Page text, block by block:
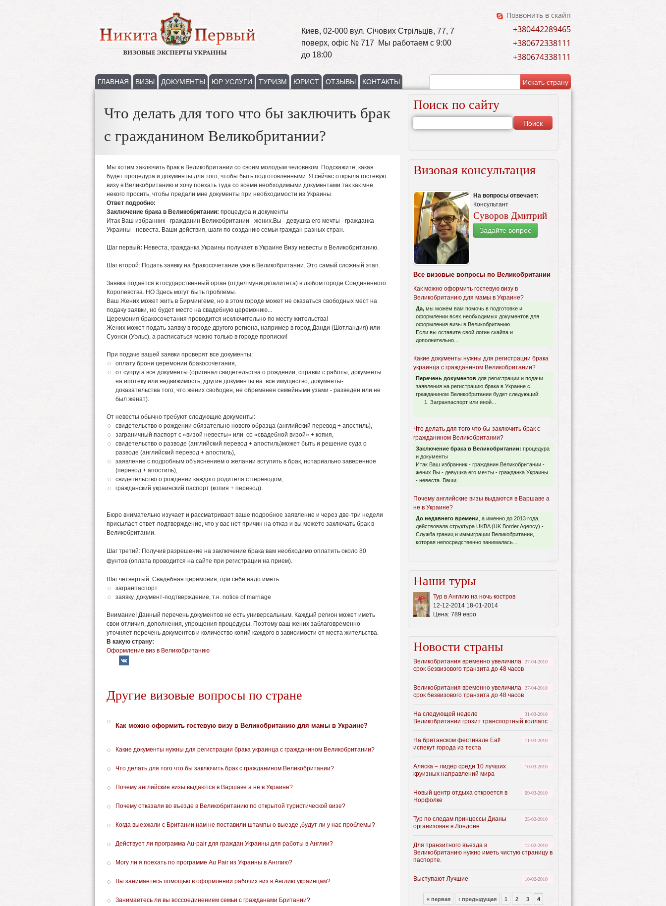
Киев, 02-000 вул. Січових Стрільців, 77, 7
поверх, офіс № 717 Мы работаем с 9:00
до 18:00
Позвонить в скайп
+380442289465
+380672338111
+380674338111
ГЛАВНАЯ ВИЗЫ ДОКУМЕНТЫ ЮР УСЛУГИ ТУРИЗМ ЮРИСТ ОТЗЫВЫ КОНТАКТЫ
Что делать для того что бы заключить брак
с гражданином Великобритании?
Мы хотим заключить брак в Великобритании со своим молодым человеком. Подскажите, какая
будет процедура и документы для того, чтобы быть подготовленными. Я сейчас открыла гостевую
визу в Великобританию и хочу поехать туда со всеми необходимыми документами так как мне
некого просить, чтобы предали мне документы при необходимости из Украины.
Ответ подробно:
Заключение брака в Великобритании: процедура и документы
Итак Ваш избранник - гражданин Великобритании - жених.Вы - девушка его мечты - гражданка
Украины - невеста. Ваши действия, шаги по созданию семьи граждан разных стран.
Шаг первый: Невеста, гражданка Украины получает в Украине Визу невесты в Великобританию.
Шаг второй: Подать заявку на бракосочетание уже в Великобритании. Это самый сложный этап.
Заявка подается в государственный орган (отдел муниципалитета) в любом городе Соединенного
Королевства. НО Здесь могут быть проблемы.
Ваш Жених может жить в Бирмингеме, но в этом городе может не оказаться свободных мест на
подачу заявки, но будет место на свадебную церемонию...
Церемония бракосочетания проводится исключительно по месту жительства!
Жених может подать заявку в городе другого региона, например в город Данди (Шотландия) или
Суонси (Уэльс), а расписаться можно только в городе прописки!
При подаче вашей заявки проверят все документы:
оплату брони церемонии бракосочетания,
от супруга все документы (оригинал свидетельства о рождении, справки с работы, документы
на ипотеку или недвижимость, другие документы на все имущество, документы-
доказательства того, что жених свободен, не обременен семейными узами - разведен или не
был женат).
От невесты обычно требуют следующие документы:
свидетельство о рождении обязательно нового образца (английский перевод + апостиль),
заграничный паспорт с «визой невесты» или со «свадебной визой» + копия,
свидетельство о разводе (английский перевод + апостиль)может быть и решение суда о
разводе (английский перевод + апостиль),
заявление с подробным объяснением о желании вступить в брак, нотариально заверенное
(перевод + апостиль),
свидетельство о рождении каждого родителя с переводом,
гражданский украинский паспорт (копия + перевод).
Бюро внимательно изучает и рассматривает ваше подробное заявление и через две-три недели
присылает ответ-подтверждение, что у вас нет причин на отказ и вы можете заключать брак в
Великобритании.
Шаг третий: Получив разрешение на заключение брака вам необходимо оплатить около 80
фунтов (оплата проводится на сайте при регистрации на прием).
Шаг четвертый: Свадебная церемония, при себе надо иметь:
загранпаспорт
заявку, документ-подтверждение, т.н. notice of marriage
Внимание! Данный перечень документов не есть универсальным. Каждый регион может иметь
свои отличия, дополнения, упрощения процедуры. Поэтому ваш жених заблаговременно
уточняет перечень документов и количество копий каждого в зависимости от места жительства.
В какую страну:
Оформление виз в Великобританию
Другие визовые вопросы по стране
Как можно оформить гостевую визу в Великобританию для мамы в Украине?
Какие документы нужны для регистрации брака украинца с гражданином Великобритании?
Что делать для того что бы заключить брак с гражданином Великобритании?
Почему английские визы выдаются в Варшаве а не в Украине?
Почему отказали во въезде в Великобританию по открытой туристической визе?
Когда выезжали с Британии нам не поставили штампы о выезде ,будут ли у нас проблемы?
Действует ли программа Au-pair для граждан Украины для работы в Англии?
Могу ли я поехать по программе Au Pair из Украины в Англию?
Вы занимаетесь помощью в оформлении рабочих виз в Англию украинцам?
Занимаетесь ли вы воссоединением семьи с гражданами Британии?
Поиск по сайту
Визовая консультация
На вопросы отвечает:
Консультант
Суворов Дмитрий
Задайте вопрос
Все визовые вопросы по Великобритании
Как можно оформить гостевую визу в
Великобританию для мамы в Украине?
Да, мы можем вам помочь в подготовке и
оформлении всех необходимых документов для
оформления визы в Великобританию.
Если вы оставите свой логин скайпа и
дополнительно...
Какие документы нужны для регистрации брака
украинца с гражданином Великобритании?
Перечень документов для регистрации и подачи
заявления на регистрацию брака в Украине с
гражданином Великобритании будет следующий:
Загранпаспорт или иной...
Что делать для того что бы заключить брак с
гражданином Великобритании?
Заключение брака в Великобритании: процедура
и документы
Итак Ваш избранник - гражданин Великобритании -
жених.Вы - девушка его мечты - гражданка Украины
- невеста. Ваши...
Почему английские визы выдаются в Варшаве а
не в Украине?
До недавнего времени , а именно до 2013 года,
действовала структура UKBA (UK Border Agency) -
Служба границ и иммиграции Великобритании,
которая непосредственно занималась...
Наши туры
Тур в Англию на ночь костров
12-12-2014 18-01-2014
Цена: 789 евро
Новости страны
27-04-2010
Великобритания временно увеличила
срок безвизового транзита до 48 часов
27-04-2010
Великобритания временно увеличила
срок безвизового транзита до 48 часов
31-03-2010
На следующей неделе
Великобритании грозит транспортный коллапс
11-03-2010
На британском фестивале Eat!
испекут города из теста
10-03-2010
Аляска – лидер среди 10 лучших
круизных направлений мира
09-03-2010
Новый центр отдыха откроется в
Норфолке
25-02-2010
Тур по следам принцессы Дианы
организован в Лондоне
12-02-2010
Для транзитного въезда в
Великобританию нужно иметь чистую страницу в
паспорте.
10-02-2010
Выступают Лучшие
« первая ‹ предыдущая 1 2 3 4